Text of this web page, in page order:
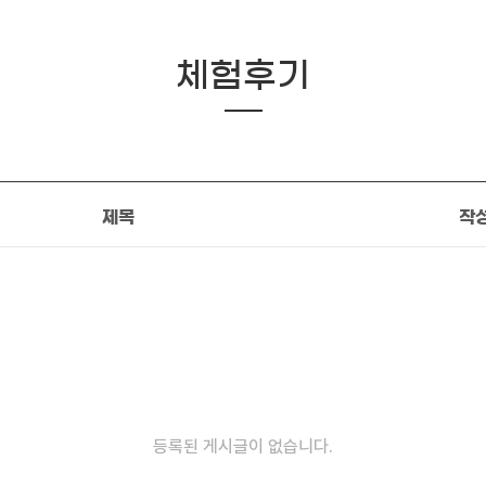
체험후기
제목 작
등록된 게시글이 없습니다.